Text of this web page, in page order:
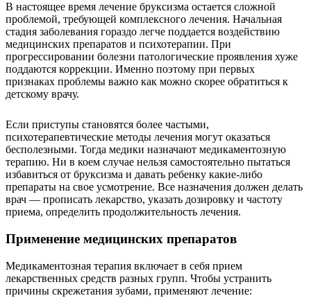
В настоящее время лечение бруксизма остается сложной
проблемой, требующей комплексного лечения. Начальная
стадия заболевания гораздо легче поддается воздействию
медицинских препаратов и психотерапии. При
прогрессировании болезни патологические проявления хуже
поддаются коррекции. Именно поэтому при первых
признаках проблемы важно как можно скорее обратиться к
детскому врачу.
Если приступы становятся более частыми,
психотерапевтические методы лечения могут оказаться
бесполезными. Тогда медики назначают медикаментозную
терапию. Ни в коем случае нельзя самостоятельно пытаться
избавиться от бруксизма и давать ребенку какие-либо
препараты на свое усмотрение. Все назначения должен делать
врач — прописать лекарство, указать дозировку и частоту
приема, определить продолжительность лечения.
Применение медицинских препаратов
Медикаментозная терапия включает в себя прием
лекарственных средств разных групп. Чтобы устранить
причины скрежетания зубами, применяют лечение: